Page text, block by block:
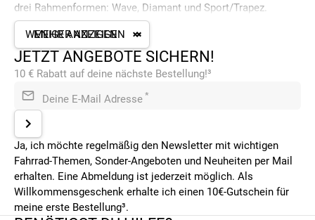
drei Rahmenformen: Wave, Diamant und Sport/Trapez.
Wave-Rahmen sind mit tiefem Durchstieg konstruiert um das
Auf und Absteigen maximal komfortabel zu gestalten. Das
Oberrohr ist sehr tief gezogen und in einer Welle (engl. wave)
über dem Tretlager mit dem Sitzrohr verbunden. Der Vorteil
des Wave-Rahmens liegt in der sehr aufrechten und
übersichtlichen Sitzposition und im komfortablen und
sicheren Auf- und Absteigen.
Diamant-Rahmen sind der Klassiker und werden auch als
„Herren-Rahmen“ bezeichnet. Das Oberrohr verläuft
waagrecht. Diese Rahmenform vereint geringes Gewicht mit
sportlicher Optik und Stabilität.
MEHR ANZEIGEN
WENIGER ANZEIGEN
JETZT ANGEBOTE SICHERN!
10 € Rabatt auf deine nächste Bestellung!³
Deine E-Mail Adresse *
Ja, ich möchte regelmäßig den Newsletter mit wichtigen
Fahrrad-Themen, Sonder-Angeboten und Neuheiten per Mail
erhalten. Eine Abmeldung ist jederzeit möglich. Als
Willkommensgeschenk erhalte ich einen 10€-Gutschein für
meine erste Bestellung³.